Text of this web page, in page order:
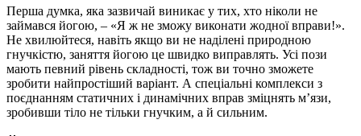
Перша думка, яка зазвичай виникає у тих, хто ніколи не
займався йогою, – «Я ж не зможу виконати жодної вправи!».
Не хвилюйтеся, навіть якщо ви не наділені природною
гнучкістю, заняття йогою це швидко виправлять. Усі пози
мають певний рівень складності, тож ви точно зможете
зробити найпростіший варіант. А спеціальні комплекси з
поєднанням статичних і динамічних вправ зміцнять м’язи,
зробивши тіло не тільки гнучким, а й сильним.